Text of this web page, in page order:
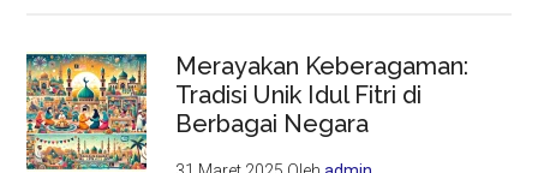
Merayakan Keberagaman:
Tradisi Unik Idul Fitri di
Berbagai Negara